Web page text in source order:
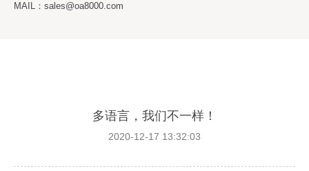
MAIL：sales@oa8000.com
多语言，我们不一样！
2020-12-17 13:32:03